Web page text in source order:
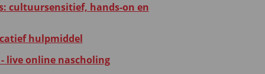
cultuursensitief, hands-on en
hulpmiddel
live online nascholing